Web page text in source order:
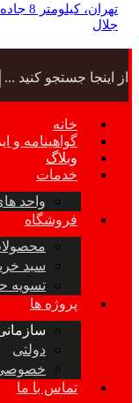
جلال
از اینجا جستجو کنید ...
خانه
گواهینامه و
وبلاگ
خدمات
واحد
فروشگاه
سبد
تسویه
پروژه ها
دولتی
تماس با ما